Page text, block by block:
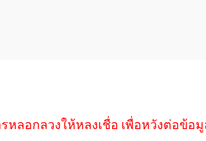
ลอกลวงให้หลงเชื่อ เพื่อหวังต่อข้อมู